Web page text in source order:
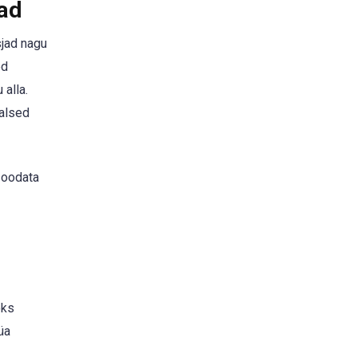
nagu
alla.